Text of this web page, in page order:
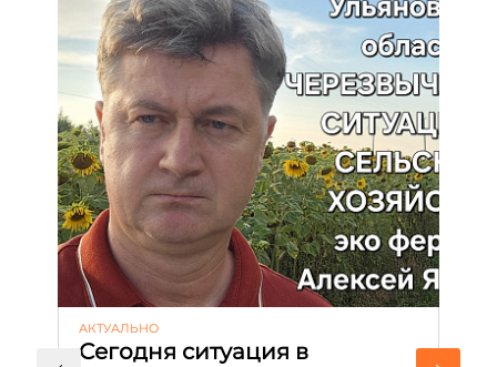
АКТУАЛЬНО
Сегодня ситуация в